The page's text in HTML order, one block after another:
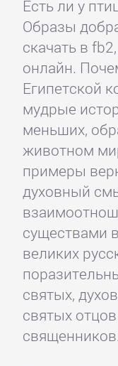
Есть ли у
Образы
скачать в
онлайн.
Египетской
мудрые
меньших,
животном
примеры
духовный
существами
великих
святых,
святых
священников.